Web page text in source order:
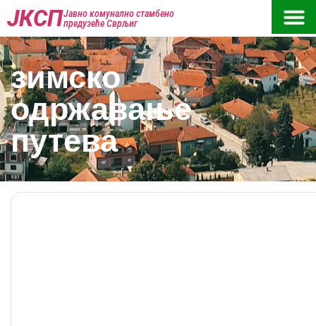
ЈКСПЈавно комунално стамбено
предузеће Сврљиг
зимско
одржавање
путева